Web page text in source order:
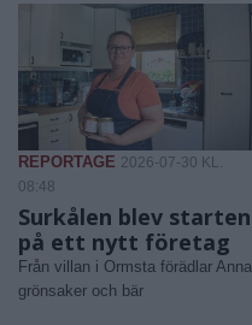
REPORTAGE 2026-07-30 KL.
08:48
Surkålen blev starten
på ett nytt företag
Från villan i Ormsta förädlar Anna
grönsaker och bär